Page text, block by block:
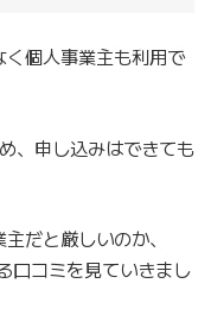
個人事業主も利用で
、申し込みはできても
だと厳しいのか、
口コミを見ていきまし